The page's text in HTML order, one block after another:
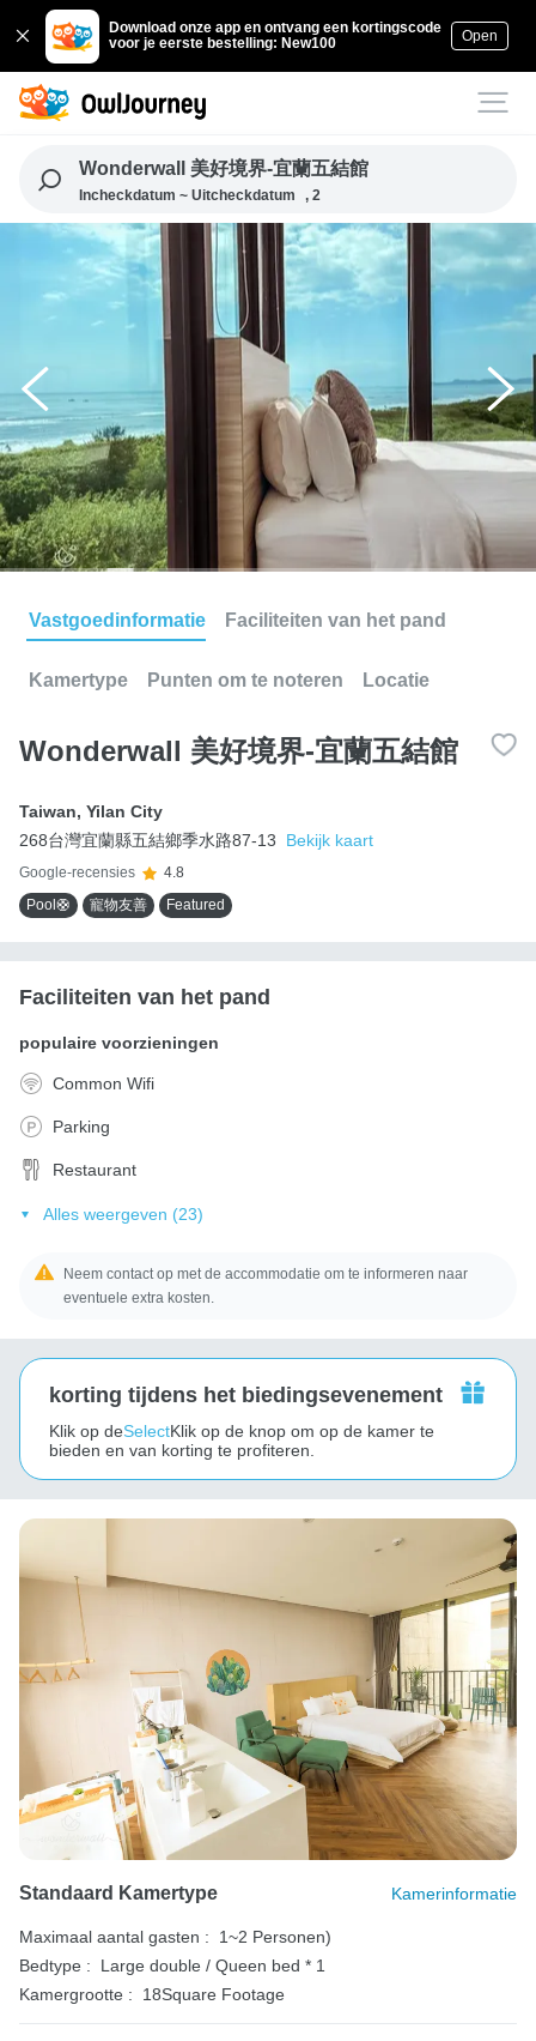
Download onze app en ontvang een kortingscode
voor je eerste bestelling: New100
Open
Wonderwall 美好境界-宜蘭五結館
Incheckdatum ~ Uitcheckdatum , 2
Vastgoedinformatie Faciliteiten van het pand
Kamertype Punten om te noteren Locatie
Wonderwall 美好境界-宜蘭五結館
Taiwan, Yilan City
268台灣宜蘭縣五結鄉季水路87-13
Bekijk kaart
Google-recensies
4.8
Pool🛟
寵物友善 Featured
Faciliteiten van het pand
populaire voorzieningen
Common Wifi
Parking
Restaurant
Alles weergeven (23)
Neem contact op met de accommodatie om te informeren naar
eventuele extra kosten.
korting tijdens het biedingsevenement
Klik op deSelectKlik op de knop om op de kamer te
bieden en van korting te profiteren.
Standaard Kamertype Kamerinformatie
Maximaal aantal gasten :
1~2 Personen)
Bedtype :
Large double / Queen bed * 1
Kamergrootte :
18Square Footage